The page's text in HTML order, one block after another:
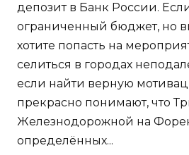
депозит в Банк России.
ограниченный бюджет, но
хотите попасть на
селиться в городах
если найти верную
прекрасно понимают, что
Железнодорожной на
определённых...